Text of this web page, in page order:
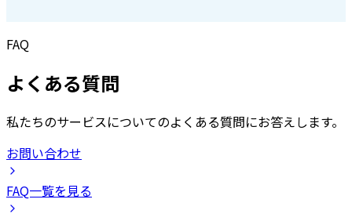
FAQ
よくある質問
私たちのサービスについてのよくある質問にお答えします。
お問い合わせ
FAQ一覧を見る